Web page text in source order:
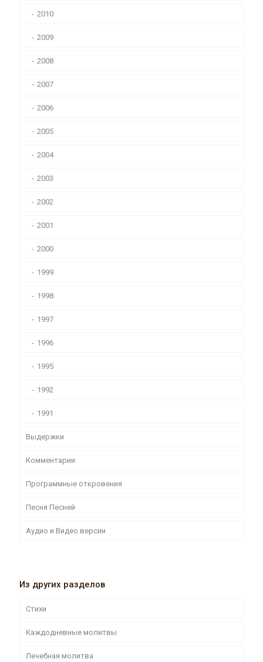
2010
2009
2008
2007
2006
2005
2004
2003
2002
2001
2000
1999
1998
1997
1996
1995
1992
1991
Выдержки
Комментарии
Программные откровения
Песня Песней
Аудио и Видео версии
Из других разделов
Стихи
Каждодневные молитвы
Лечебная молитва